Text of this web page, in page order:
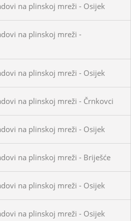
na plinskoj mreži - Osijek
na plinskoj mreži -
na plinskoj mreži - Osijek
na plinskoj mreži - Črnkovci
na plinskoj mreži - Osijek
na plinskoj mreži - Briješće
na plinskoj mreži - Osijek
na plinskoj mreži - Osijek